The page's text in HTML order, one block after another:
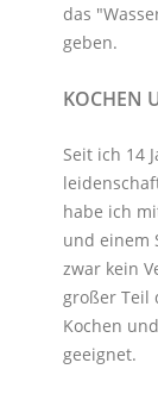
das
geben.
KOCHEN
Seit ich 14
habe ich
und einem
zwar kein
großer Teil
Kochen
geeignet.